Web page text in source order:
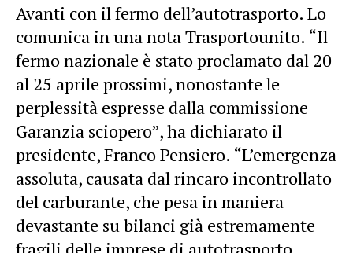
Avanti con il fermo dell’autotrasporto. Lo
comunica in una nota Trasportounito. “Il
fermo nazionale è stato proclamato dal 20
al 25 aprile prossimi, nonostante le
perplessità espresse dalla commissione
Garanzia sciopero”, ha dichiarato il
presidente, Franco Pensiero. “L’emergenza
assoluta, causata dal rincaro incontrollato
del carburante, che pesa in maniera
devastante su bilanci già estremamente